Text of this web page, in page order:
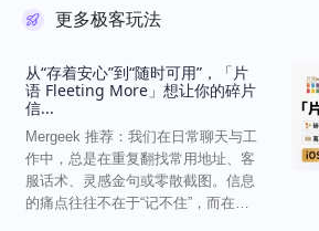
更多极客玩法
从“存着安心”到“随时可用”，「片
语 Fleeting More」想让你的碎片
信...
Mergeek 推荐：我们在日常聊天与工
作中，总是在重复翻找常用地址、客
服话术、灵感金句或零散截图。信息
的痛点往往不在于“记不住”，而在